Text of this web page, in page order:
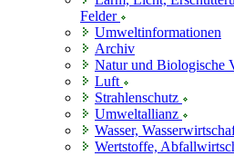
Felder
Umweltinformationen
Archiv
Natur und Biologische
Luft
Strahlenschutz
Umweltallianz
Wasser,
Wertstoffe,